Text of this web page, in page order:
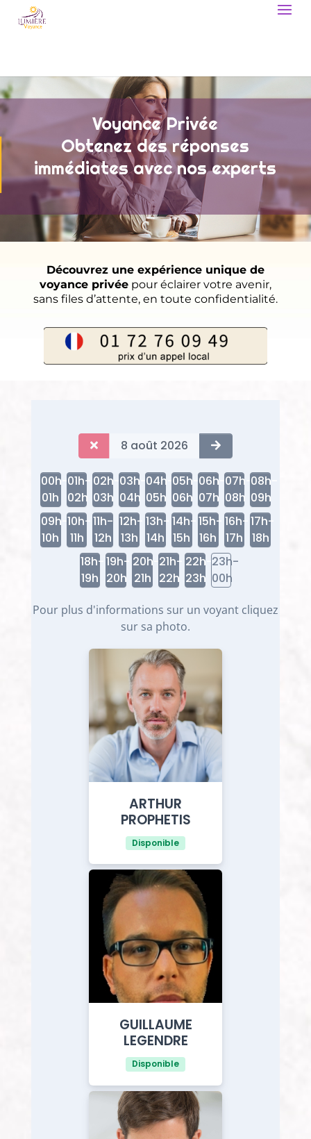
Voyance Privée
Obtenez des réponses
immédiates avec nos experts
Découvrez une expérience unique de
voyance privéepour éclairer votre avenir,
sans files d’attente, en toute confidentialité.